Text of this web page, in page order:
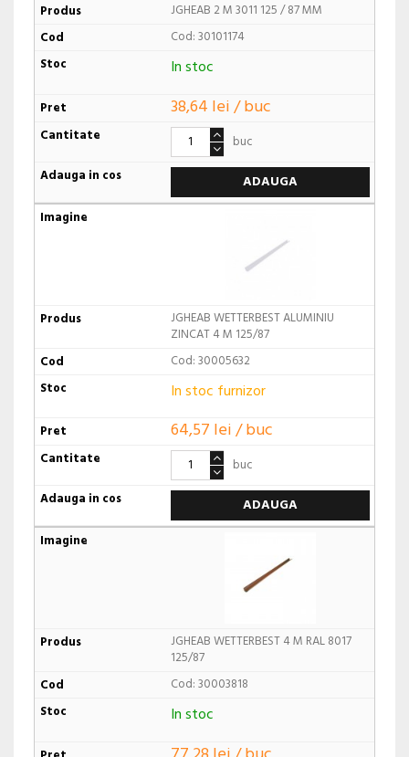
JGHEAB 2 M 3011 125 / 87 MM
Cod: 30101174
In stoc
38,64 lei / buc
buc
ADAUGA
JGHEAB WETTERBEST ALUMINIU
ZINCAT 4 M 125/87
Cod: 30005632
In stoc furnizor
64,57 lei / buc
buc
ADAUGA
JGHEAB WETTERBEST 4 M RAL 8017
125/87
Cod: 30003818
In stoc